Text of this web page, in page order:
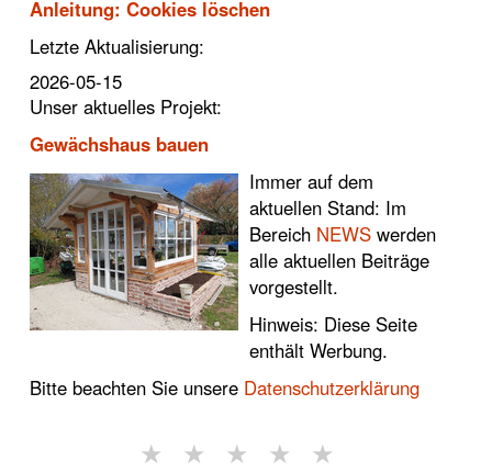
Anleitung: Cookies löschen
Letzte Aktualisierung:
2026-05-15
Unser aktuelles Projekt:
Gewächshaus bauen
Immer auf dem
aktuellen Stand: Im
Bereich NEWS werden
alle aktuellen Beiträge
vorgestellt.
Hinweis: Diese Seite
enthält Werbung.
Bitte beachten Sie unsere Datenschutzerklärung
★ ★ ★ ★ ★